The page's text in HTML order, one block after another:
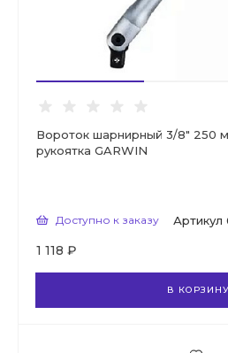
Вороток шарнирный 3/8" 250
рукоятка GARWIN
Доступно к заказу Артикул
1 118 ₽
В КОРЗИНУ